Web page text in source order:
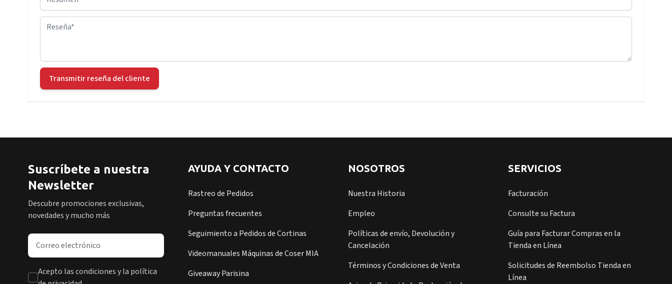
Reseña
Transmitir reseña del cliente
Suscríbete a nuestra
Newsletter
Descubre promociones exclusivas,
novedades y mucho más
Dirección de correo electrónico
Acepto las condiciones y la política
AYUDA Y CONTACTO
Rastreo de Pedidos
Preguntas frecuentes
Seguimiento a Pedidos de Cortinas
Videomanuales Máquinas de Coser MIA
Giveaway Parisina
NOSOTROS
Nuestra Historia
Empleo
Políticas de envío, Devolución y
Cancelación
Términos y Condiciones de Venta
SERVICIOS
Facturación
Consulte su Factura
Guía para Facturar Compras en la
Tienda en Línea
Solicitudes de Reembolso Tienda en
Línea